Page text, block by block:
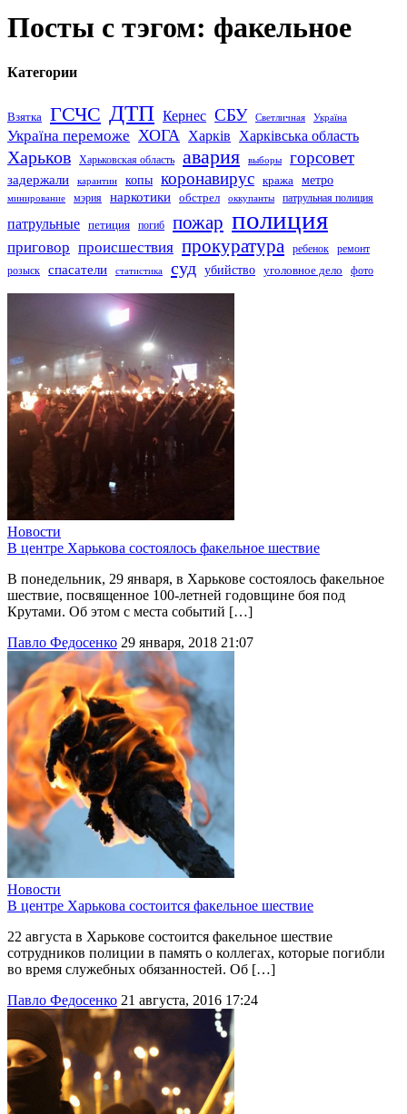
Посты с тэгом: факельное
Категории
Взятка ГСЧС ДТП Кернес СБУ Светличная Україна
Україна переможе ХОГА Харків Харківська область
Харьков Харьковская область авария выборы горсовет
задержали карантин копы коронавирус кража метро
минирование мэрия наркотики обстрел оккупанты патрульная полиция
патрульные петиция погиб пожар полиция
приговор происшествия прокуратура ребенок
ремонт
розыск
спасатели статистика суд убийство уголовное дело фото
Новости
В центре Харькова состоялось факельное шествие
В понедельник, 29 января, в Харькове состоялось факельное
шествие, посвященное 100-летней годовщине боя под
Крутами. Об этом с места событий […]
Павло Федосенко 29 января, 2018 21:07
Новости
В центре Харькова состоится факельное шествие
22 августа в Харькове состоится факельное шествие
сотрудников полиции в память о коллегах, которые погибли
во время служебных обязанностей. Об […]
Павло Федосенко 21 августа, 2016 17:24